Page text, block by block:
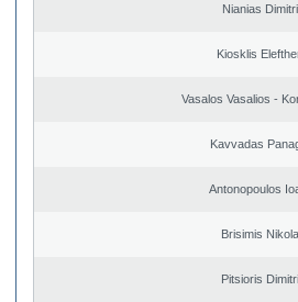
Nianias
Kiosklis
Vasalos Vasalios -
Kavvadas
Antonopoulos
Brisimis
Pitsioris